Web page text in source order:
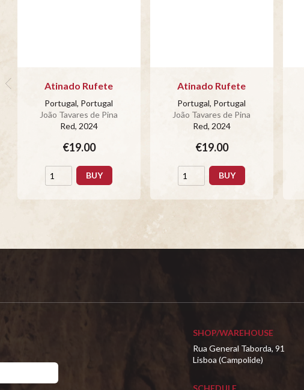
Atinado Rufete
Portugal, Portugal
João Tavares de Pina
Red, 2024
€19.00
BUY
Atinado Rufete
Portugal, Portugal
João Tavares de Pina
Red, 2024
€19.00
BUY
SHOP/WAREHOUSE
Rua General Taborda, 91
Lisboa (Campolide)
SCHEDULE